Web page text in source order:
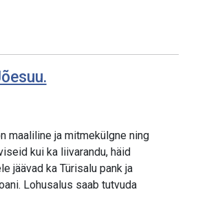
maaliline ja mitmekülgne ning
kui ka liivarandu, häid
jäävad ka Türisalu pank ja
Lohusalus saab tutvuda